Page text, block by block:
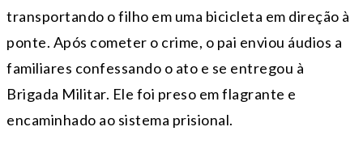
transportando o filho em uma bicicleta em direção à
ponte. Após cometer o crime, o pai enviou áudios a
familiares confessando o ato e se entregou à
Brigada Militar. Ele foi preso em flagrante e
encaminhado ao sistema prisional.